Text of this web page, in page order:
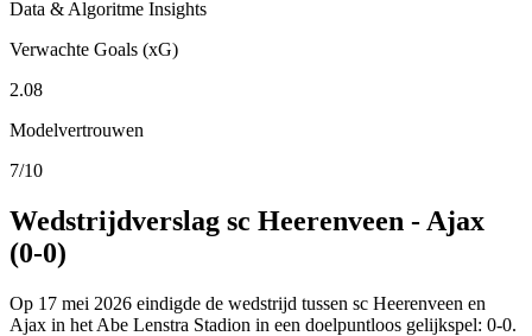
Data & Algoritme Insights
Verwachte Goals (xG)
2.08
Modelvertrouwen
7/10
Wedstrijdverslag sc Heerenveen - Ajax
(0-0)
Op 17 mei 2026 eindigde de wedstrijd tussen sc Heerenveen en
Ajax in het Abe Lenstra Stadion in een doelpuntloos gelijkspel: 0-0.